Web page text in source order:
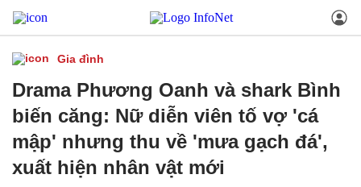
Gia đình
Drama Phương Oanh và shark Bình
biến căng: Nữ diễn viên tố vợ 'cá
mập' nhưng thu về 'mưa gạch đá',
xuất hiện nhân vật mới